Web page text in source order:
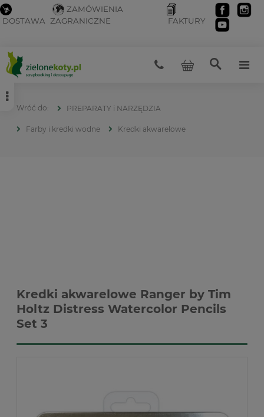
DOSTAWA
ZAMÓWIENIA
ZAGRANICZNE
FAKTURY
PREPARATY i NARZĘDZIA
Farby i kredki wodne Kredki akwarelowe
Kredki akwarelowe Ranger by Tim
Holtz Distress Watercolor Pencils
Set 3